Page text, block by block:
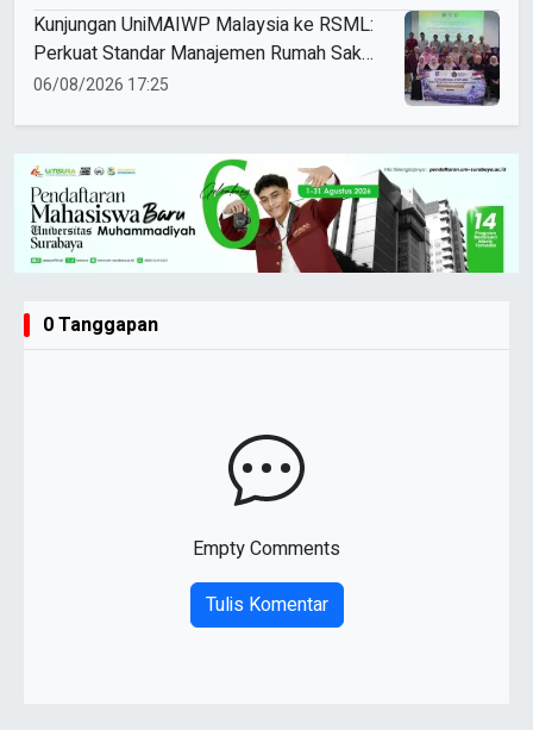
Kunjungan UniMAIWP Malaysia ke RSML:
Perkuat Standar Manajemen Rumah Sakit
Syariah
06/08/2026 17:25
0 Tanggapan
Empty Comments
Tulis Komentar